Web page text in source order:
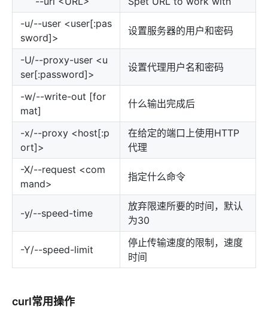
-u/--user <user[:pas
sword]>
设置服务器的用户和密码
-U/--proxy-user <u
ser[:password]>
设置代理用户名和密码
-w/--write-out [for
mat]
什么输出完成后
-x/--proxy <host[:p
ort]>
在给定的端口上使用HTTP
代理
-X/--request <com
mand>
指定什么命令
-y/--speed-time
放弃限速所要的时间，默认
为30
-Y/--speed-limit
停止传输速度的限制，速度
时间
curl常用操作